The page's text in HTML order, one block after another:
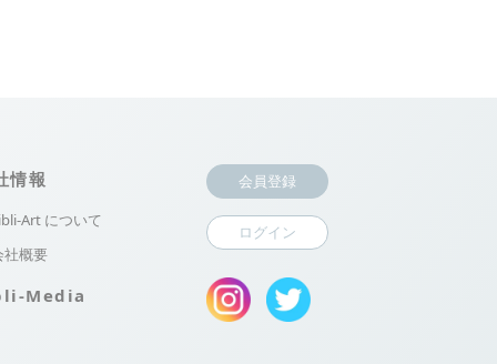
情報
Art について
社概要
Media
会員登録
ログイン